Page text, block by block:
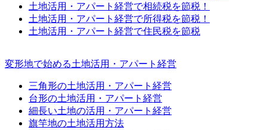
土地活用・アパート経営で相続税を節税！
土地活用・アパート経営で所得税を節税！
土地活用・アパート経営で住民税を節税
変形地で始める土地活用・アパート経営
三角形の土地活用・アパート経営
台形の土地活用・アパート経営
細長い土地の活用・アパート経営
旗竿地の土地活用方法